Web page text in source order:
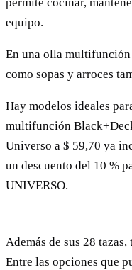
permite cocinar,
equipo.
En una olla multifunción
como sopas y arroces
Hay modelos ideales
multifunción
Universo a $ 59,70 ya
un descuento del 10 %
UNIVERSO.
Además de sus 28
Entre las opciones que